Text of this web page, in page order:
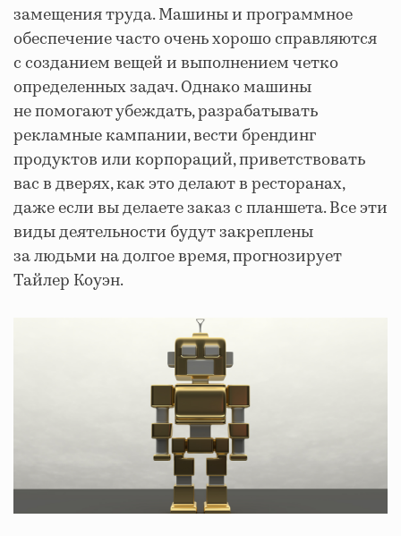
замещения труда. Машины и программное
обеспечение часто очень хорошо справляются
с созданием вещей и выполнением четко
определенных задач. Однако машины
не помогают убеждать, разрабатывать
рекламные кампании, вести брендинг
продуктов или корпораций, приветствовать
вас в дверях, как это делают в ресторанах,
даже если вы делаете заказ с планшета. Все эти
виды деятельности будут закреплены
за людьми на долгое время, прогнозирует
Тайлер Коуэн.